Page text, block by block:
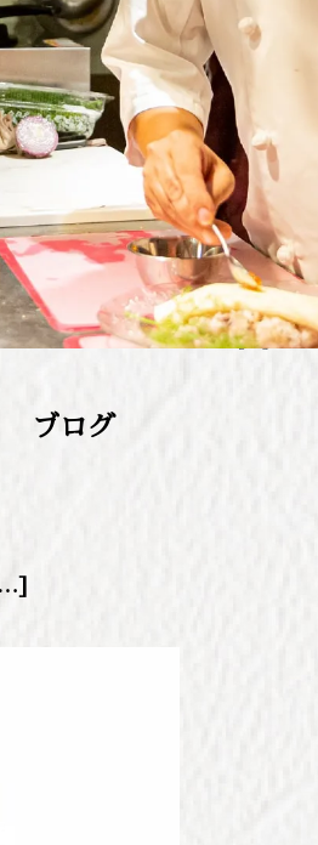
都です ⁡⁡ ⁡ ⁡オムライスの別v […]
ブログ